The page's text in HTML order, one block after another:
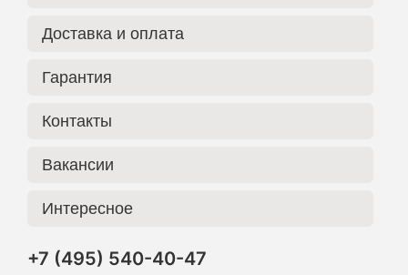
Доставка и оплата
Гарантия
Контакты
Вакансии
Интересное
+7 (495) 540-40-47